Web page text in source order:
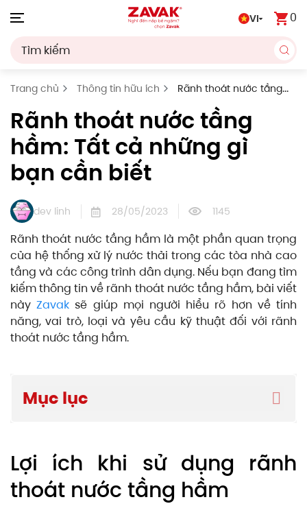
VI 0
Trang chủ Thông tin hữu ích
Rãnh thoát nước tầng
Rãnh thoát nước tầng
hầm: Tất cả những gì
bạn cần biết
dev linh 28/05/2023 1145
Rãnh thoát nước tầng hầm là một phần quan trọng
của hệ thống xử lý nước thải trong các tòa nhà cao
tầng và các công trình dân dụng. Nếu bạn đang tìm
kiếm thông tin về rãnh thoát nước tầng hầm, bài viết
nàyZavak sẽ giúp mọi người hiểu rõ hơn về tính
năng, vai trò, loại và yêu cầu kỹ thuật đối với rãnh
thoát nước tầng hầm.
Mục lục
Lợi ích khi sử dụng rãnh
thoát nước tầng hầm